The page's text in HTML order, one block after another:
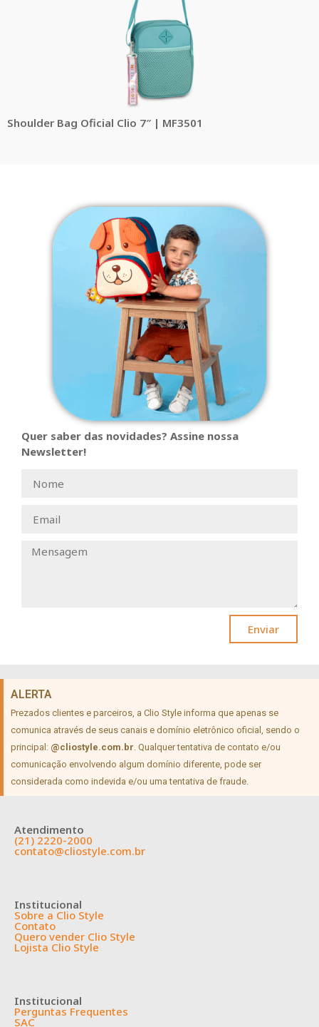
Shoulder Bag Oficial Clio 7″ | MF3501
Quer saber das novidades? Assine nossa
Newsletter!
Enviar
ALERTA
Prezados clientes e parceiros, a Clio Style informa que apenas se
comunica através de seus canais e domínio eletrônico oficial, sendo o
principal: @cliostyle.com.br. Qualquer tentativa de contato e/ou
comunicação envolvendo algum domínio diferente, pode ser
considerada como indevida e/ou uma tentativa de fraude.
Atendimento
(21) 2220-2000
contato@cliostyle.com.br
Institucional
Sobre a Clio Style
Contato
Quero vender Clio Style
Lojista Clio Style
Institucional
Perguntas Frequentes
SAC